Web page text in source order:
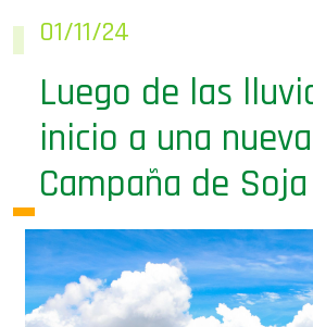
inicio a una nueva
Campaña de Soja